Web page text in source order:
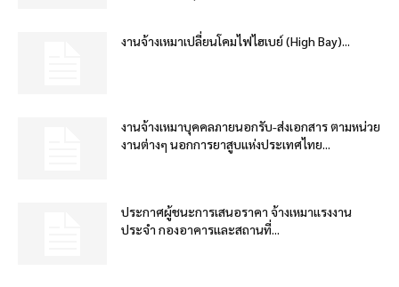
งานจ้างเหมาเปลี่ยนโคมไฟไฮเบย์ (High Bay)...
งานจ้างเหมาบุคคลภายนอกรับ-ส่งเอกสาร ตามหน่วย
งานต่างๆ นอกการยาสูบแห่งประเทศไทย...
ประกาศผู้ชนะการเสนอราคา จ้างเหมาแรงงาน
ประจำ กองอาคารและสถานที่...